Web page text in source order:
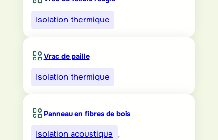
Isolation thermique
Vrac de paille
Isolation thermique
Panneau en fibres de bois
Isolation acoustique ,